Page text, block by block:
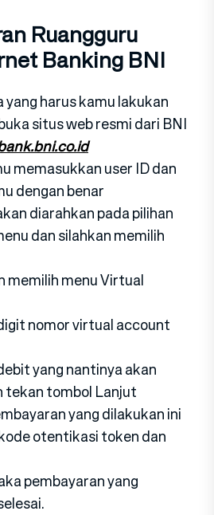
Ruangguru
Banking BNI
yang harus kamu lakukan
situs web resmi dari BNI
memasukkan user ID dan
dengan benar
diarahkan pada pilihan
dan silahkan memilih
memilih menu Virtual
nomor virtual account
yang nantinya akan
tekan tombol Lanjut
yang dilakukan ini
otentikasi token dan
pembayaran yang